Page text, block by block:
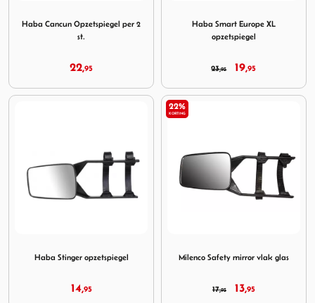
Haba Cancun Opzetspiegel per 2
st.
22,95
Haba Smart Europe XL
opzetspiegel
23,95 19,95
Haba Stinger opzetspiegel
14,95
22%
KORTING
Milenco Safety mirror vlak glas
17,95 13,95